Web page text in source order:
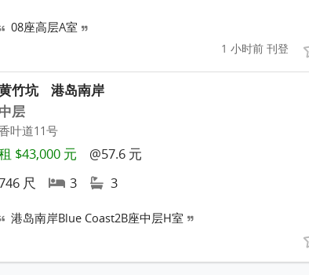
08座高层A室
1 小时前 刊登
竹坑
港岛南岸
层
叶道11号
$43,000 元
@57.6 元
尺
3 3
港岛南岸Blue Coast2B座中层H室